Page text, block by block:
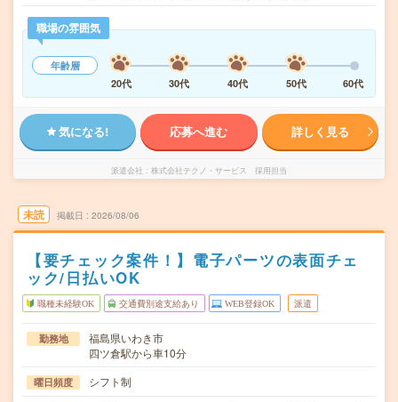
職場の雰囲気
年齢層
20代
30代 40代 50代 60代
気になる! 応募へ進む 詳しく見る
派遣会社 株式会社テクノ・サービス 採用担当
未読 掲載日 2026/08/06
【要チェック案件！】電子パーツの表面チェ
ック/日払いOK
職種未経験OK 交通費別途支給あり WEB登録OK 派遣
勤務地
福島県いわき市
四ツ倉駅から車10分
曜日頻度 シフト制